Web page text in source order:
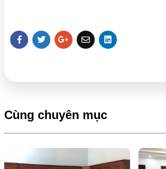
Cùng chuyên mục